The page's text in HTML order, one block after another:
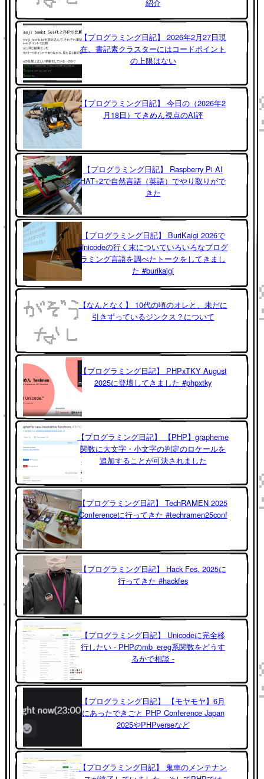
紹介
【プログラミング日記】 2026年2月27日現
在、書記素クラスターにはコードポイント
の上限はない
【プログラミング日記】 今日の（2026年2
月18日）てきめん視点のAI評
【プログラミング日記】 Raspberry Pi AI
HAT+2で自然言語（英語）でやり取りがで
きた
【プログラミング日記】 BuriKaigi 2026で
Unicodeの行く末についていろいろなプログ
ラミング言語を調べたトークをしてきまし
た #burikaigi
【なんとなく】 10代の頃のオレと、未だに
引きずっているジンクス？について
【プログラミング日記】 PHPxTKY August
2025に登壇してきました #phpxtky
【プログラミング日記】 【PHP】grapheme
関数に大文字・小文字の判定のロケールを
追加することが可決されました
【プログラミング日記】 TechRAMEN 2025
Conferenceに行ってきた #techramen25conf
【プログラミング日記】 Hack Fes. 2025に
行ってきた #hackfes
【プログラミング日記】 Unicodeに完全移
行したい - PHPのmb_ereg系関数をどうす
るかで相談 -
【プログラミング日記】 【モヤモヤ】6月
にあったできごと PHP Conference Japan
2025やPHPverseなど
【プログラミング日記】 鬼車のメンテナン